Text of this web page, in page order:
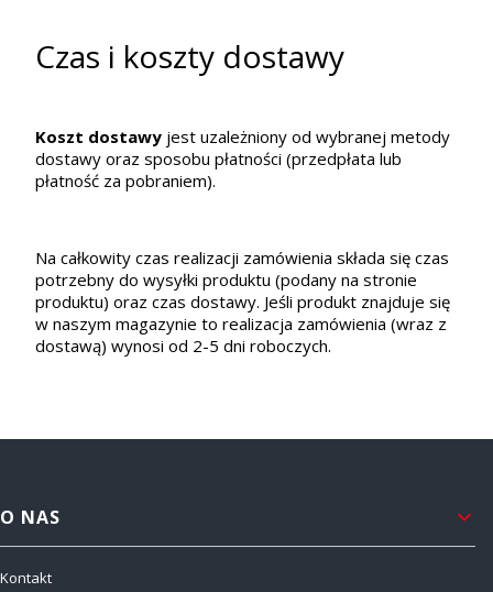
Czas i koszty dostawy
Koszt dostawy jest uzależniony od wybranej metody
dostawy oraz sposobu płatności (przedpłata lub
płatność za pobraniem).
Na całkowity czas realizacji zamówienia składa się czas
potrzebny do wysyłki produktu (podany na stronie
produktu) oraz czas dostawy. Jeśli produkt znajduje się
w naszym magazynie to realizacja zamówienia (wraz z
dostawą) wynosi od 2-5 dni roboczych.
Linki w stopce
O NAS
Kontakt